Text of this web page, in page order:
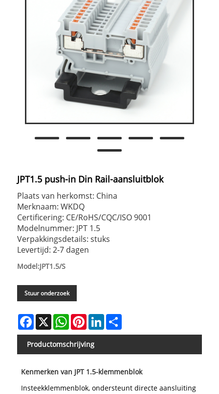
JPT1.5 push-in Din Rail-aansluitblok
Plaats van herkomst: China
Merknaam: WKDQ
Certificering: CE/RoHS/CQC/ISO 9001
Modelnummer: JPT 1.5
Verpakkingsdetails: stuks
Levertijd: 2-7 dagen
Model:JPT1.5/S
Stuur onderzoek
Facebook
X WhatsAppPinterestLinkedIn
Productomschrijving
Kenmerken van JPT 1.5-klemmenblok
Insteekklemmenblok, ondersteunt directe aansluiting